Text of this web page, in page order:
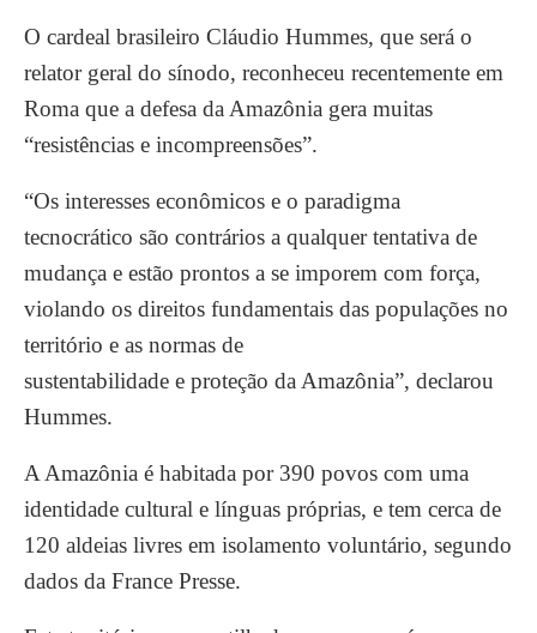
O cardeal brasileiro Cláudio Hummes, que será o
relator geral do sínodo, reconheceu recentemente em
Roma que a defesa da Amazônia gera muitas
“resistências e incompreensões”.
“Os interesses econômicos e o paradigma
tecnocrático são contrários a qualquer tentativa de
mudança e estão prontos a se imporem com força,
violando os direitos fundamentais das populações no
território e as normas de
sustentabilidade e proteção da Amazônia”, declarou
Hummes.
A Amazônia é habitada por 390 povos com uma
identidade cultural e línguas próprias, e tem cerca de
120 aldeias livres em isolamento voluntário, segundo
dados da France Presse.